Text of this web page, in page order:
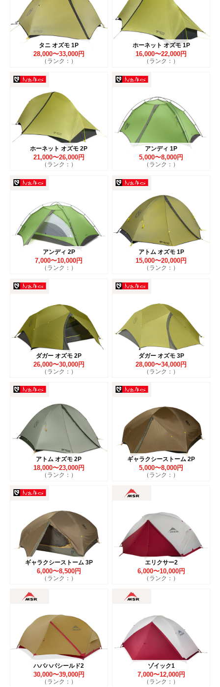
タニ オズモ 1P
28,000〜33,000円
（ランク：）
ホーネット オズモ 1P
16,000〜22,000円
（ランク：）
ホーネット オズモ 2P
21,000〜26,000円
（ランク：）
アンディ 1P
5,000〜8,000円
（ランク：）
アンディ 2P
7,000〜10,000円
（ランク：）
アトム オズモ 1P
15,000〜20,000円
（ランク：）
ダガー オズモ 2P
26,000〜30,000円
（ランク：）
ダガー オズモ 3P
28,000〜34,000円
（ランク：）
アトム オズモ 2P
18,000〜23,000円
（ランク：）
ギャラクシーストーム 2P
5,000〜8,000円
（ランク：）
ギャラクシーストーム 3P
6,000〜8,500円
（ランク：）
エリクサー2
6,000〜10,000円
（ランク：）
ハバハバシールド2
30,000〜39,000円
（ランク：）
ゾイック1
7,000〜12,000円
（ランク：）